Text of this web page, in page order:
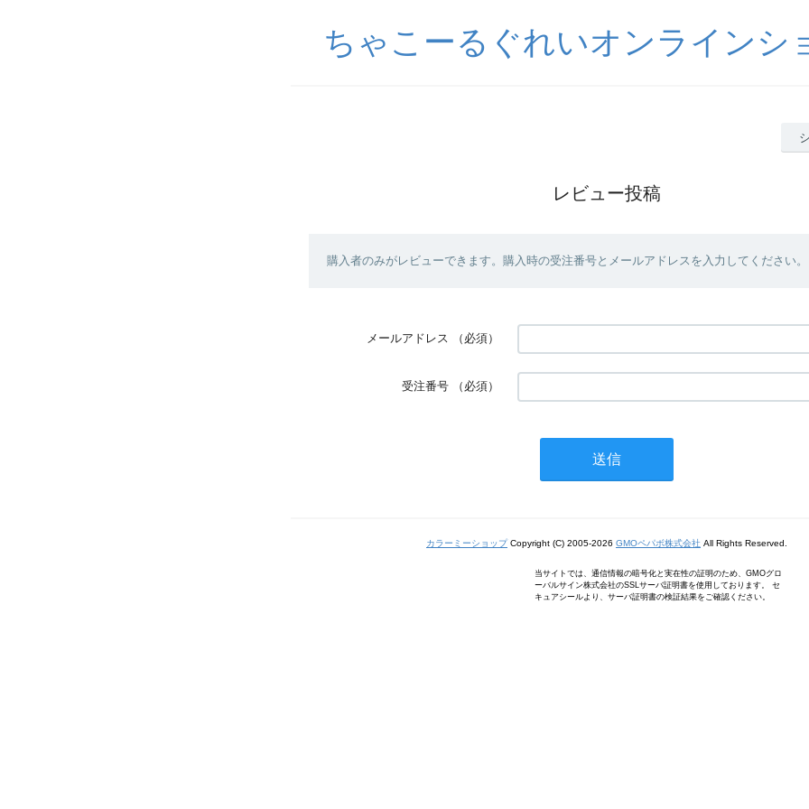
ちゃこーるぐれいオンラインシ
レビュー投稿
購入者のみがレビューできます。購入時の受注番号とメールアドレスを入力してください。
メールアドレス （必須）
受注番号 （必須）
カラーミーショップCopyright (C) 2005-2026 GMOペパボ株式会社 All Rights Reserved.
当サイトでは、通信情報の暗号化と実在性の証明のため、GMOグロ
ーバルサイン株式会社のSSLサーバ証明書を使用しております。 セ
キュアシールより、サーバ証明書の検証結果をご確認ください。